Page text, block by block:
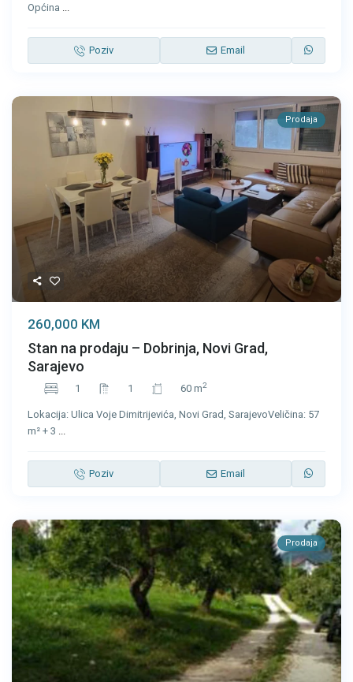
Općina ...
Poziv Email
Prodaja
260,000 KM
Stan na prodaju – Dobrinja, Novi Grad,
Sarajevo
1 1 60 m2
Lokacija: Ulica Voje Dimitrijevića, Novi Grad, SarajevoVeličina: 57
m² + 3 ...
Poziv Email
Prodaja